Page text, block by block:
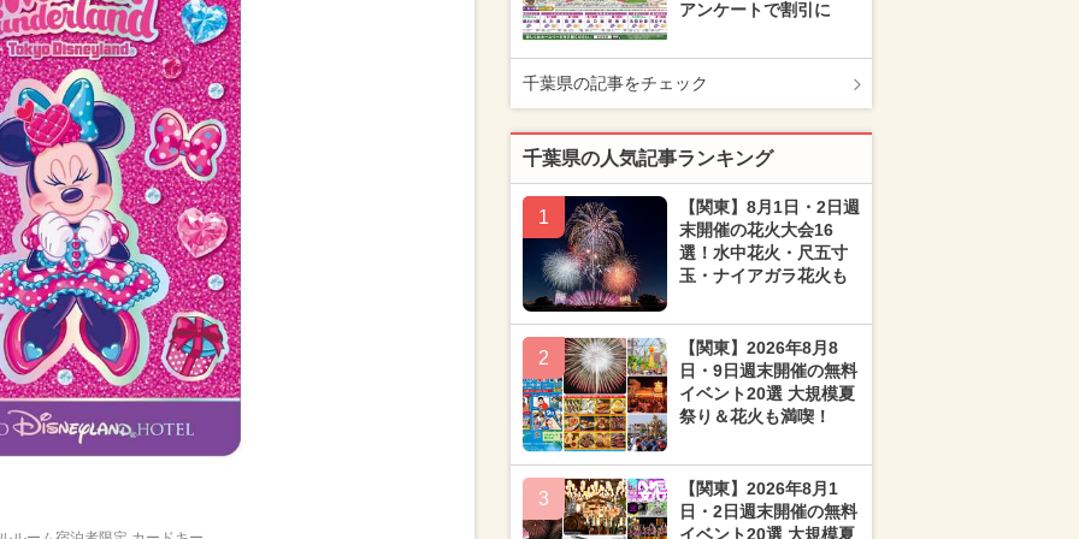
アンケートで割引に
千葉県の記事をチェック
千葉県の人気記事ランキング
1
【関東】8月1日・2日週
末開催の花火大会16
選！水中花火・尺五寸
玉・ナイアガラ花火も
2
【関東】2026年8月8
日・9日週末開催の無料
イベント20選 大規模夏
祭り＆花火も満喫！
3
【関東】2026年8月1
日・2日週末開催の無料
イベント20選 大規模夏